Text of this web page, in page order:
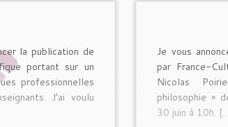
la publication de
portant sur un
professionnelles
J’ai voulu
Je vous
par France-
Nicolas
philosophie »
30 juin à 10h.